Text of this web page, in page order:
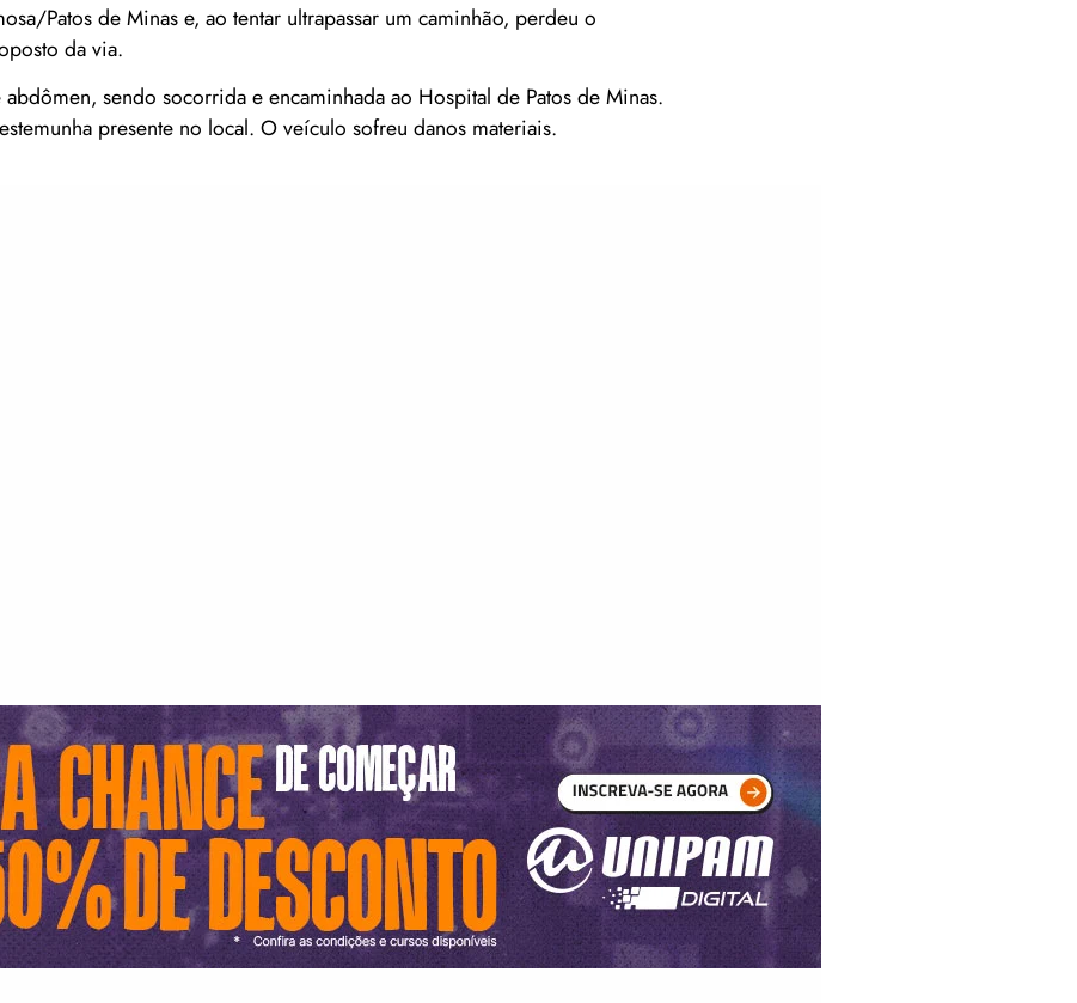
Patos de Minas e, ao tentar ultrapassar um caminhão, perdeu o
da via.
sendo socorrida e encaminhada ao Hospital de Patos de Minas.
presente no local. O veículo sofreu danos materiais.